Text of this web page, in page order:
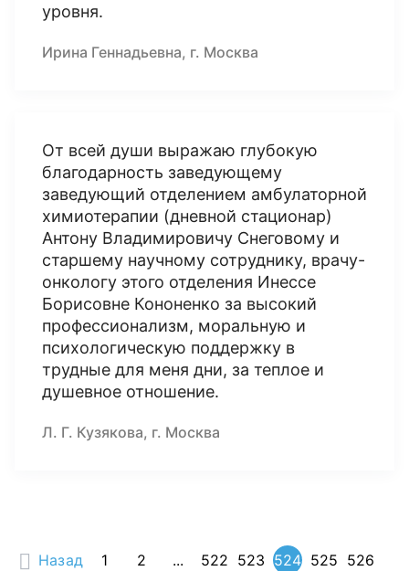
уровня.
Ирина Геннадьевна, г. Москва
От всей души выражаю глубокую
благодарность заведующему
заведующий отделением амбулаторной
химиотерапии (дневной стационар)
Антону Владимировичу Снеговому и
старшему научному сотруднику, врачу-
онкологу этого отделения Инессе
Борисовне Кононенко за высокий
профессионализм, моральную и
психологическую поддержку в
трудные для меня дни, за теплое и
душевное отношение.
Л. Г. Кузякова, г. Москва
Назад 1 2 ... 522 523 524 525 526